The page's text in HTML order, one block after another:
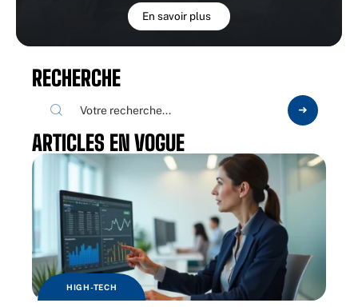
En savoir plus
RECHERCHE
ARTICLES EN VOGUE
HIGH-TECH